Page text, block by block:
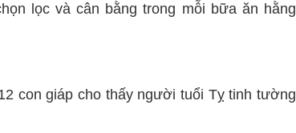
lọc và cân bằng trong mỗi bữa ăn hằng
con giáp cho thấy người tuổi Tỵ tinh tường